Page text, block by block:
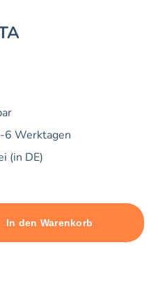
6 Werktagen
(in DE)
quantity: 494
In den Warenkorb